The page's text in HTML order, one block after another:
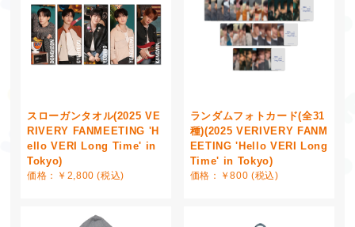
スローガンタオル(2025 VE
RIVERY FANMEETING 'H
ello VERI Long Time' in
Tokyo)
価格：￥2,800 (税込)
ランダムフォトカード(全31
種)(2025 VERIVERY FANM
EETING 'Hello VERI Long
Time' in Tokyo)
価格：￥800 (税込)